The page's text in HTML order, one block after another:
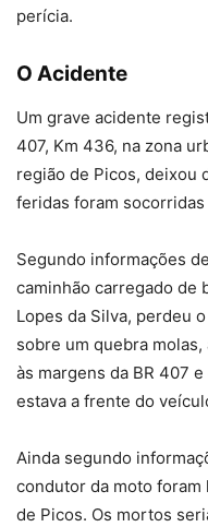
perícia.
O Acidente
Um grave acidente
407, Km 436, na zona
região de Picos, deixou
feridas foram
Segundo informações
caminhão carregado de
Lopes da Silva, perdeu
sobre um quebra
às margens da BR 407
estava a frente do
Ainda segundo
condutor da moto foram
de Picos. Os mortos